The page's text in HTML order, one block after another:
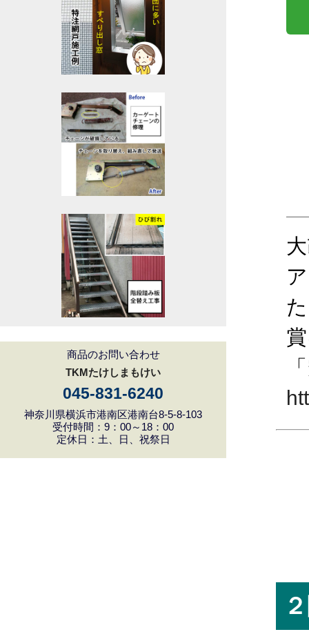
商品のお問い合わせ
TKMたけしまもけい
045-831-6240
神奈川県横浜市港南区港南台8-5-8-103
受付時間：9：00～18：00
定休日：土、日、祝祭日